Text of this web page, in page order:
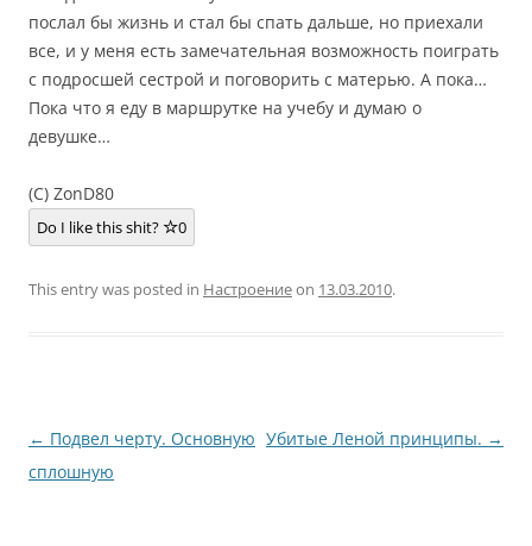
послал бы жизнь и стал бы спать дальше, но приехали
все, и у меня есть замечательная возможность поиграть
с подросшей сестрой и поговорить с матерью. А пока…
Пока что я еду в маршрутке на учебу и думаю о
девушке…
(C) ZonD80
Do I like this shit? 0
This entry was posted in Настроениеon 13.03.2010.
Post
navigation
← Подвел черту. Основную
сплошную
Убитые Леной принципы. →